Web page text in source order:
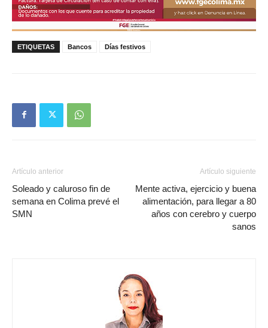
ETIQUETAS Bancos Días festivos
Artículo anterior
Soleado y caluroso fin de
semana en Colima prevé el
SMN
Artículo siguiente
Mente activa, ejercicio y buena
alimentación, para llegar a 80
años con cerebro y cuerpo
sanos